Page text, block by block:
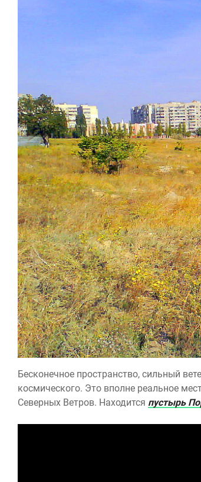
Бесконечное пространство, сильный
космического. Это вполне реальное
Северных Ветров. Находится пустырь